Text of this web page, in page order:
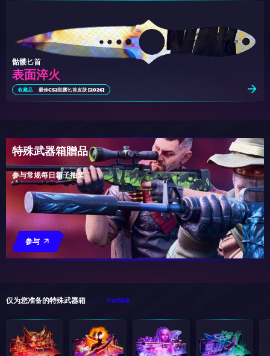
表面淬火
骷髅匕首
收藏品 最佳CS2骷髅匕首皮肤 [2026]
特殊武器箱贈品
参与常规每日箱子抽奖
参与
仅为您准备的特殊武器箱 所有武器箱